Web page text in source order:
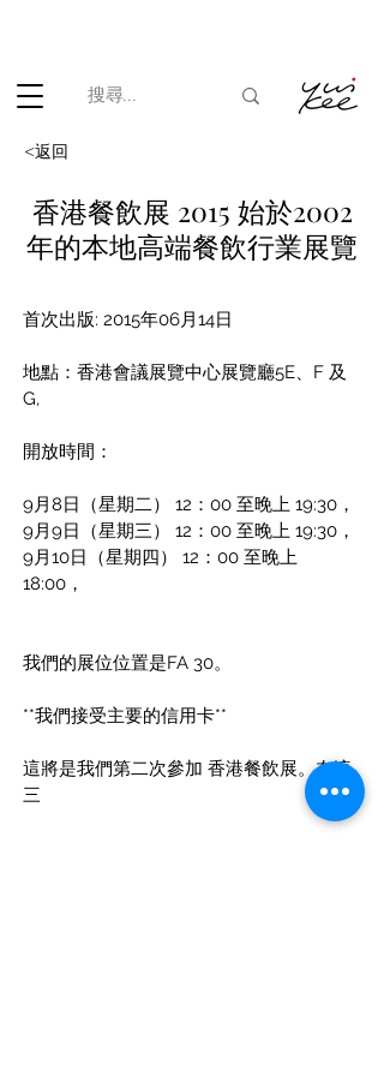
<返回
香港餐飲展 2015 始於2002
年的本地高端餐飲行業展覽
首次出版: 2015年06月14日
地點：香港會議展覽中心展覽廳5E、F 及
G,
開放時間：
9月8日（星期二）
12：00 至晚上 19:30，
9月9日（星期三）
12：00 至晚上 19:30，
9月10日（星期四）
12：00 至晚上
18:00，
我們的展位位置是FA 30。
**我們接受主要的信用卡**
這將是我們第二次參加 香港餐飲展。在這
三